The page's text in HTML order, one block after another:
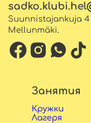
Suunnistajankuja
Mellunmäki.
Занятия
Кружки
Лагеря